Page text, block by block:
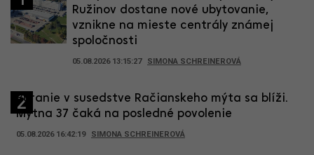
Ružinov dostane nové ubytovanie,
vznikne na mieste centrály známej
spoločnosti
05.08.2026 13:15:27 SIMONA SCHREINEROVÁ
2
Búranie v susedstve Račianskeho mýta sa blíži.
Mýtna 37 čaká na posledné povolenie
05.08.2026 16:42:19 SIMONA SCHREINEROVÁ